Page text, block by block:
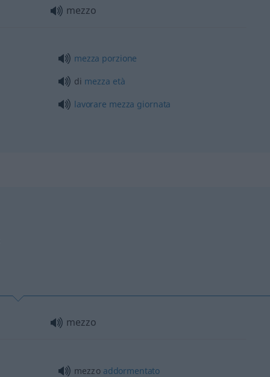
mezzo
mezza porzione
di mezza età
lavorare mezza giornata
mezzo
mezzo addormentato